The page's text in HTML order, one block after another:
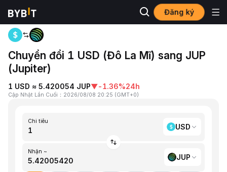
Đăng ký
Trang chủ
Chuyển đổi 1 USD (Đô La Mĩ) sang JUP
(Jupiter)
1 USD ≈ 5.420054 JUP▼-1.36%24h
Cập Nhật Lần Cuối ： 2026/08/08 20:25 (GMT+0)
Chi tiêu
USD
Nhận ~
JUP